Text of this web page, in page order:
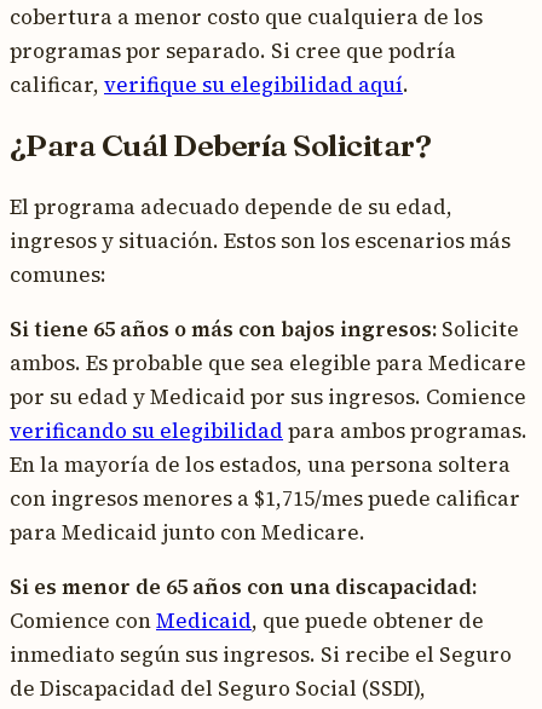
cobertura a menor costo que cualquiera de los
programas por separado. Si cree que podría
calificar, verifique su elegibilidad aquí.
¿Para Cuál Debería Solicitar?
El programa adecuado depende de su edad,
ingresos y situación. Estos son los escenarios más
comunes:
Si tiene 65 años o más con bajos ingresos: Solicite
ambos. Es probable que sea elegible para Medicare
por su edad y Medicaid por sus ingresos. Comience
verificando su elegibilidad para ambos programas.
En la mayoría de los estados, una persona soltera
con ingresos menores a $1,715/mes puede calificar
para Medicaid junto con Medicare.
Si es menor de 65 años con una discapacidad:
Comience conMedicaid, que puede obtener de
inmediato según sus ingresos. Si recibe el Seguro
de Discapacidad del Seguro Social (SSDI),